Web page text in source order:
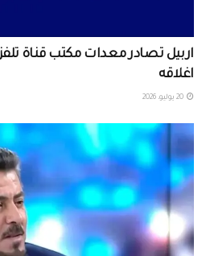
اربيل تصادر معدات مكتب قناة
اغلاقه